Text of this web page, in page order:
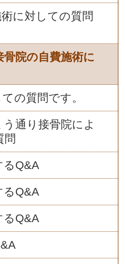
に対しての質問
院の自費施術に
の質問です。
通り接骨院によ
問
るQ&A
るQ&A
るQ&A